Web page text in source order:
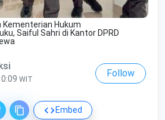
Kementerian Hukum
Saiful Sahri di Kantor DPRD
WIT
Follow
Embed